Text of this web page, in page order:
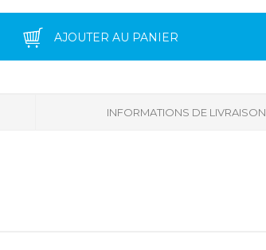
AJOUTER AU PANIER
INFORMATIONS DE LIVRAISON